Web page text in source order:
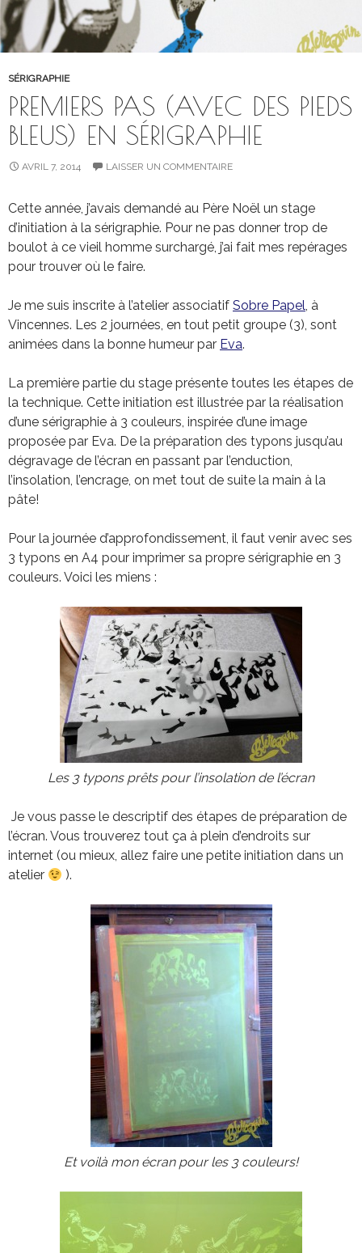
SÉRIGRAPHIE
PREMIERS PAS (AVEC DES PIEDS
BLEUS) EN SÉRIGRAPHIE
AVRIL 7, 2014 LAISSER UN COMMENTAIRE
Cette année, j’avais demandé au Père Noël un stage
d’initiation à la sérigraphie. Pour ne pas donner trop de
boulot à ce vieil homme surchargé, j’ai fait mes repérages
pour trouver où le faire.
Je me suis inscrite à l’atelier associatif Sobre Papel, à
Vincennes. Les 2 journées, en tout petit groupe (3), sont
animées dans la bonne humeur par Eva.
La première partie du stage présente toutes les étapes de
la technique. Cette initiation est illustrée par la réalisation
d’une sérigraphie à 3 couleurs, inspirée d’une image
proposée par Eva. De la préparation des typons jusqu’au
dégravage de l’écran en passant par l’enduction,
l’insolation, l’encrage, on met tout de suite la main à la
pâte!
Pour la journée d’approfondissement, il faut venir avec ses
3 typons en A4 pour imprimer sa propre sérigraphie en 3
couleurs. Voici les miens :
Les 3 typons prêts pour l’insolation de l’écran
Je vous passe le descriptif des étapes de préparation de
l’écran. Vous trouverez tout ça à plein d’endroits sur
internet (ou mieux, allez faire une petite initiation dans un
atelier
).
Et voilà mon écran pour les 3 couleurs!